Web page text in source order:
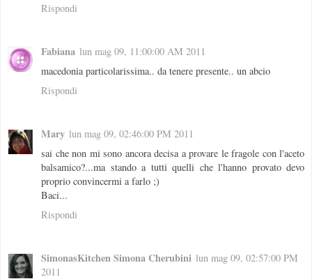
Rispondi
Fabiana lun mag 09, 11:00:00 AM 2011
macedonia particolarissima.. da tenere presente.. un abcio
Rispondi
Mary lun mag 09, 02:46:00 PM 2011
sai che non mi sono ancora decisa a provare le fragole con l'aceto
balsamico?...ma stando a tutti quelli che l'hanno provato devo
proprio convincermi a farlo ;)
Baci...
Rispondi
SimonasKitchen Simona Cherubini lun mag 09, 02:57:00 PM
2011